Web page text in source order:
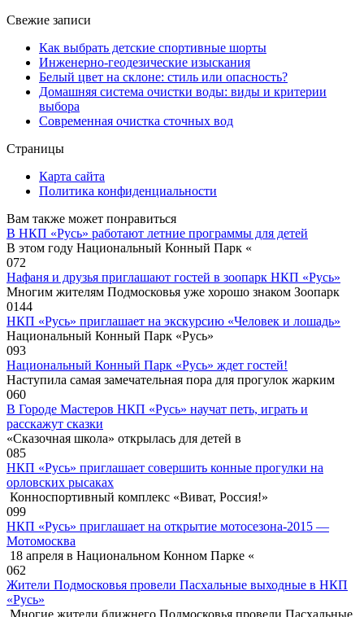
Свежие записи
Как выбрать детские спортивные шорты
Инженерно-геодезические изыскания
Белый цвет на склоне: стиль или опасность?
Домашняя система очистки воды: виды и критерии
выбора
Современная очистка сточных вод
Страницы
Карта сайта
Политика конфиденциальности
Вам также может понравиться
В НКП «Русь» работают летние программы для детей
В этом году Национальный Конный Парк «
072
Нафаня и друзья приглашают гостей в зоопарк НКП «Русь»
Многим жителям Подмосковья уже хорошо знаком Зоопарк
0144
НКП «Русь» приглашает на экскурсию «Человек и лошадь»
Национальный Конный Парк «Русь»
093
Национальный Конный Парк «Русь» ждет гостей!
Наступила самая замечательная пора для прогулок жарким
060
В Городе Мастеров НКП «Русь» научат петь, играть и
расскажут сказки
«Сказочная школа» открылась для детей в
085
НКП «Русь» приглашает совершить конные прогулки на
орловских рысаках
Конноспортивный комплекс «Виват, Россия!»
099
НКП «Русь» приглашает на открытие мотосезона-2015 —
Мотомосква
18 апреля в Национальном Конном Парке «
062
Жители Подмосковья провели Пасхальные выходные в НКП
«Русь»
Многие жители ближнего Подмосковья провели Пасхальные